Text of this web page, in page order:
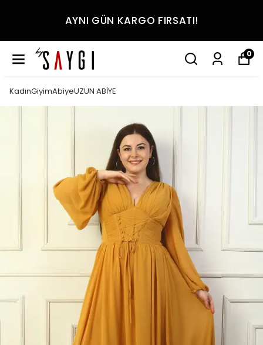
AYNI GÜN KARGO FIRSATI!
0
KadınGiyimAbiyeUZUN ABİYE